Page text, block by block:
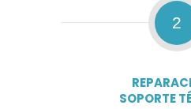
2
SOPORTE